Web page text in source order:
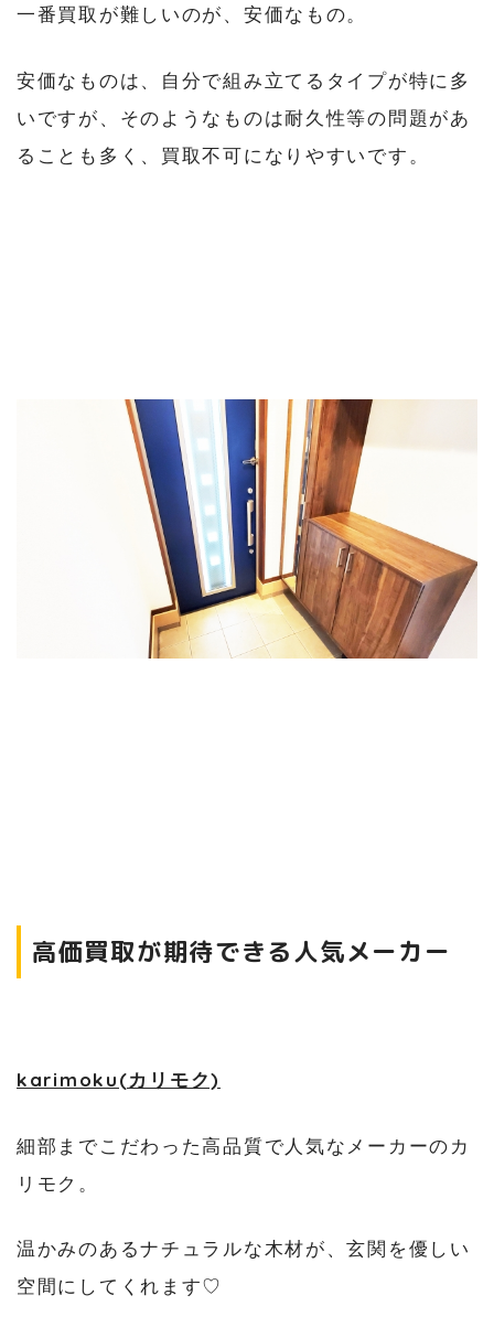
一番買取が難しいのが、安価なもの。
安価なものは、自分で組み立てるタイプが特に多
いですが、そのようなものは耐久性等の問題があ
ることも多く、買取不可になりやすいです。
高価買取が期待できる人気メーカー
karimoku(カリモク)
細部までこだわった高品質で人気なメーカーのカ
リモク。
温かみのあるナチュラルな木材が、玄関を優しい
空間にしてくれます♡